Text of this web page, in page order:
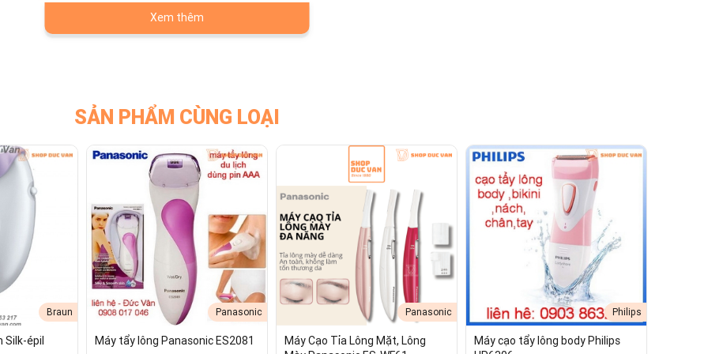
ES-WV63 Chống Nước IPX7, Cạo Khô và Ướt
được thiết kế chuyên biệt để mang lại trải nghiệm an toàn, dịu nhẹ và hiệu quả cho vùng
Xem thêm
SẢN PHẨM CÙNG LOẠI
Braun
Silk-épil
Panasonic
Máy tẩy lông Panasonic ES2081
Panasonic
Máy Cạo Tỉa Lông Mặt, Lông
Philips
Máy cạo tẩy lông body Philips